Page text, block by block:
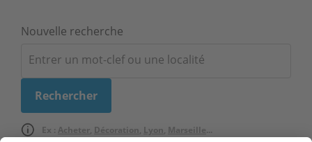
Nouvelle recherche
Ex : Acheter, Décoration, Lyon, Marseille...